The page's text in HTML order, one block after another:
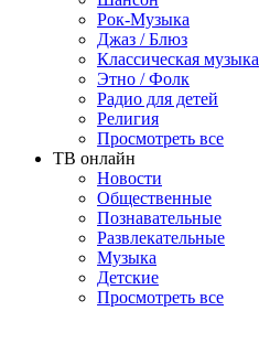
Рок-Музыка
Джаз / Блюз
Классическая музыка
Этно / Фолк
Радио для детей
Религия
Просмотреть все
ТВ онлайн
Новости
Общественные
Познавательные
Развлекательные
Музыка
Детские
Просмотреть все